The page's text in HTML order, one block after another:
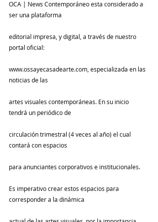
OCA | News Contemporáneo esta considerado a
ser una plataforma
editorial impresa, y digital, a través de nuestro
portal oficial:
www.ossayecasadearte.com, especializada en las
noticias de las
artes visuales contemporáneas. En su inicio
tendrá un periódico de
circulación trimestral (4 veces al año) el cual
contará con espacios
para anunciantes corporativos e institucionales.
Es imperativo crear estos espacios para
corresponder a la dinámica